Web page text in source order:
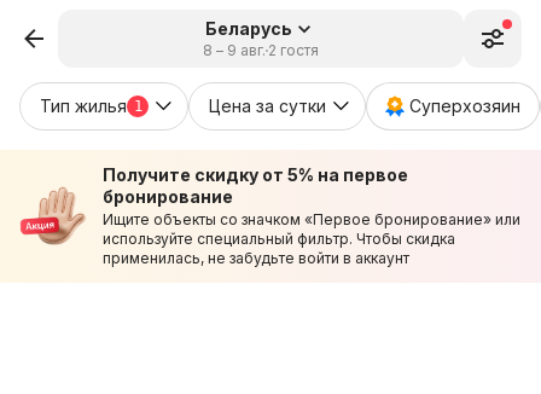
Беларусь
8 – 9 авг. 2 гостя
Тип жилья 1 Цена за сутки Суперхозяин
Получите скидку от 5% на первое
бронирование
Ищите объекты со значком «Первое бронирование» или
используйте специальный фильтр. Чтобы скидка
применилась, не забудьте войти в аккаунт